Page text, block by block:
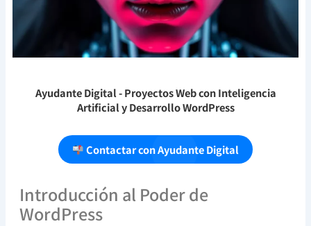
Ayudante Digital- Proyectos Web con Inteligencia
Artificial y Desarrollo WordPress
Contactar con Ayudante Digital
Introducción al Poder de
WordPress